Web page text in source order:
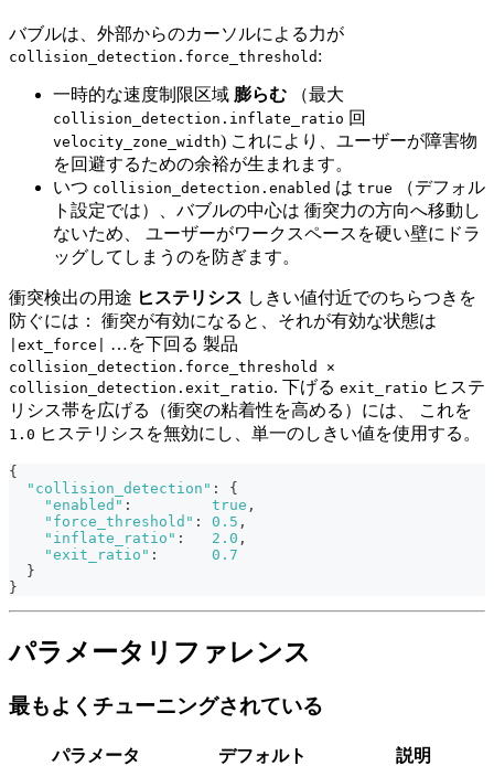
バブルは、外部からのカーソルによる力が
collision_detection.force_threshold :
一時的な速度制限区域 膨らむ （最大
collision_detection.inflate_ratio 回
velocity_zone_width) これにより、ユーザーが障害物
を回避するための余裕が生まれます。
いつ collision_detection.enabled は true
（デフォル
ト設定では）、バブルの中心は 衝突力の方向へ移動し
ないため、 ユーザーがワークスペースを硬い壁にドラ
ッグしてしまうのを防ぎます。
衝突検出の用途 ヒステリシス しきい値付近でのちらつきを
防ぐには： 衝突が有効になると、それが有効な状態は
|ext_force| …を下回る 製品
collision_detection.force_threshold ×
collision_detection.exit_ratio. 下げる exit_ratio ヒステ
リシス帯を広げる（衝突の粘着性を高める）には、 これを
1.0 ヒステリシスを無効にし、単一のしきい値を使用する。
{
"collision_detection" :
{
"enabled" : true ,
"force_threshold" : 0.5 ,
"inflate_ratio" : 2.0 ,
"exit_ratio" :
0.7
}
}
パラメータリファレンス
最もよくチューニングされている
パラメータ デフォルト 説明